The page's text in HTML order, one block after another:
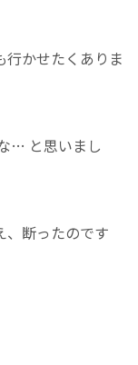
かせたくありま
… と思いまし
、断ったのです